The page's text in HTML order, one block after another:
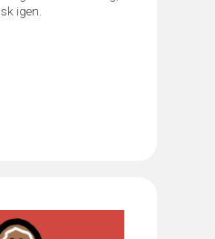
igen.